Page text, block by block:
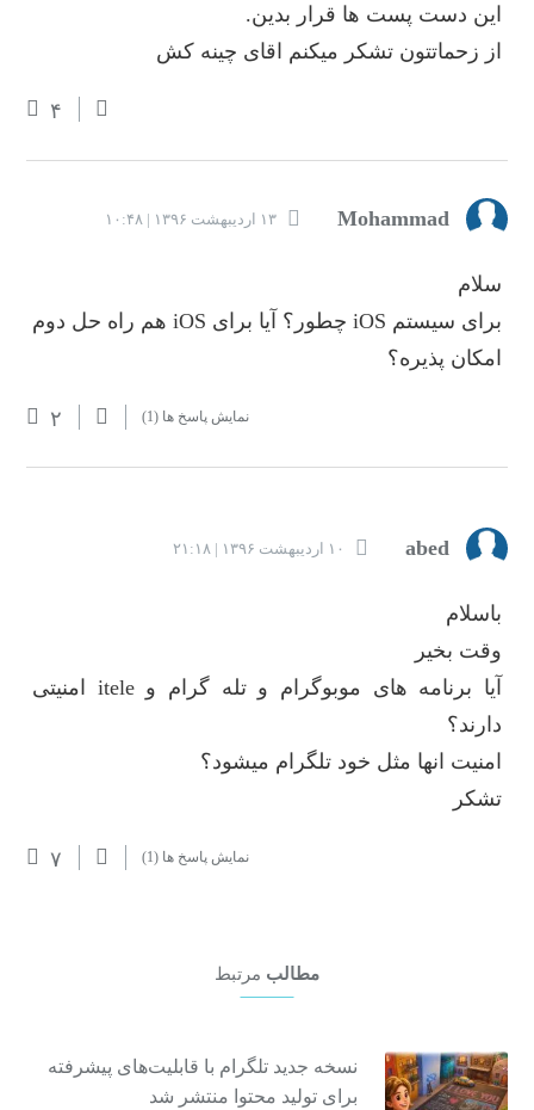
این دست پست ها قرار بدین.
از زحماتتون تشکر میکنم اقای چینه کش
۴
Mohammad ۱۳ اردیبهشت ۱۳۹۶ | ۱۰:۴۸
سلام
برای سیستم iOS چطور؟ آیا برای iOS هم راه حل دوم
امکان پذیره؟
۲ نمایش پاسخ ها (1)
abed ۱۰ اردیبهشت ۱۳۹۶ | ۲۱:۱۸
باسلام
وقت بخیر
آیا برنامه های موبوگرام و تله گرام و itele امنیتی
دارند؟
امنیت انها مثل خود تلگرام میشود؟
تشکر
۷ نمایش پاسخ ها (1)
مطالب مرتبط
نسخه جدید تلگرام با قابلیت‌های پیشرفته
برای تولید محتوا منتشر شد